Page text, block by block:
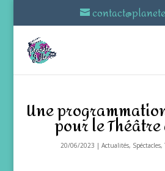
Une
pour le
20/06/2023 |Actualités, Spéctacles,